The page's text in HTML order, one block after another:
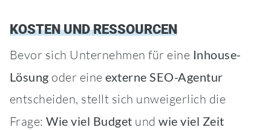
KOSTEN UND RESSOURCEN
Bevor sich Unternehmen für eine Inhouse-
Lösung oder eineexterne SEO-Agentur
entscheiden, stellt sich unweigerlich die
Frage:Wie viel Budget undwie viel Zeit